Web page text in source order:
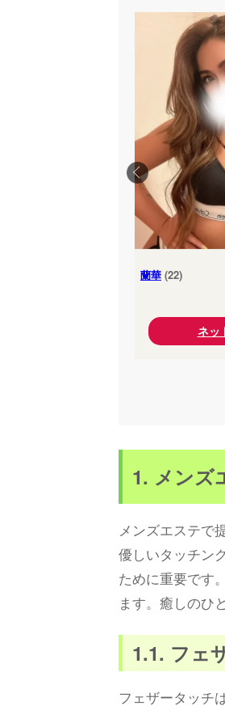
蘭華 (22)
ネッ
1. メンズ
メンズエステで
優しいタッチン
ために重要です
ます。癒しのひ
1.1. フェ
フェザータッチ